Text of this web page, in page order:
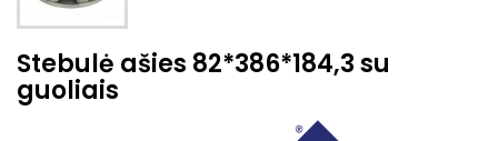
Stebulė ašies 82*386*184,3 su
guoliais